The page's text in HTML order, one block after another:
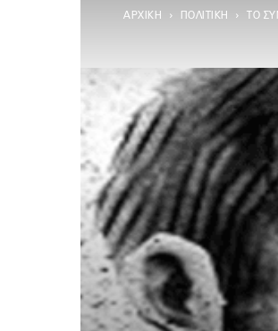
ΑΡΧΙΚΉ ΠΟΛΙΤΙΚΉ ΤΟ